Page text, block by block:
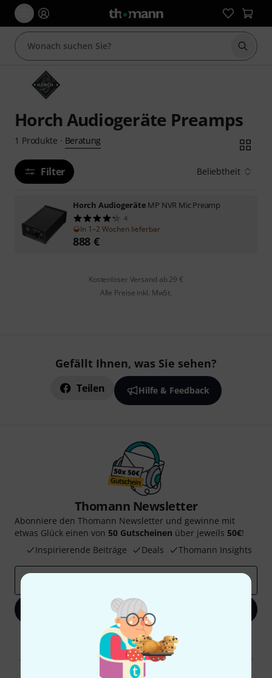
Suche
Horch Audiogeräte Preamps
1 Produkte · Beratung
Filter Beliebtheit
Horch Audiogeräte MP NVR Mic Preamp
4
In 1–2 Wochen lieferbar
888 €
Kostenloser Versand ab 29 €
Alle Preise inkl. MwSt.
Gefällt Ihnen, was Sie sehen?
Teilen Hilfe & Feedback
Thomann Newsletter
Abonniere den Thomann Newsletter und gewinne mit
etwas Glück einen von 50 Gutscheinen über jeweils 50€!
Inspirierende Beiträge
Deals Thomann Insights
Jetzt anmelden
Mit Klick auf „Jetzt anmelden“ stimmen Sie dem Erhalt von E-Mail-
Werbung und einer Messung des E-Mail-Nutzungsverhaltens zu. Die
Abmeldung ist jederzeit möglich. Weitere Informationen finden Sie in
Datenschutzhinweisen